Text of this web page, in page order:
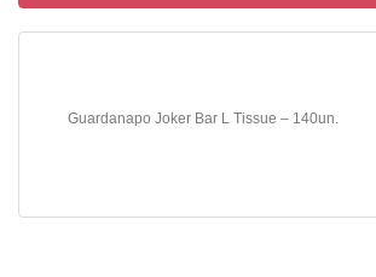
Guardanapo Joker Bar L Tissue – 140un.